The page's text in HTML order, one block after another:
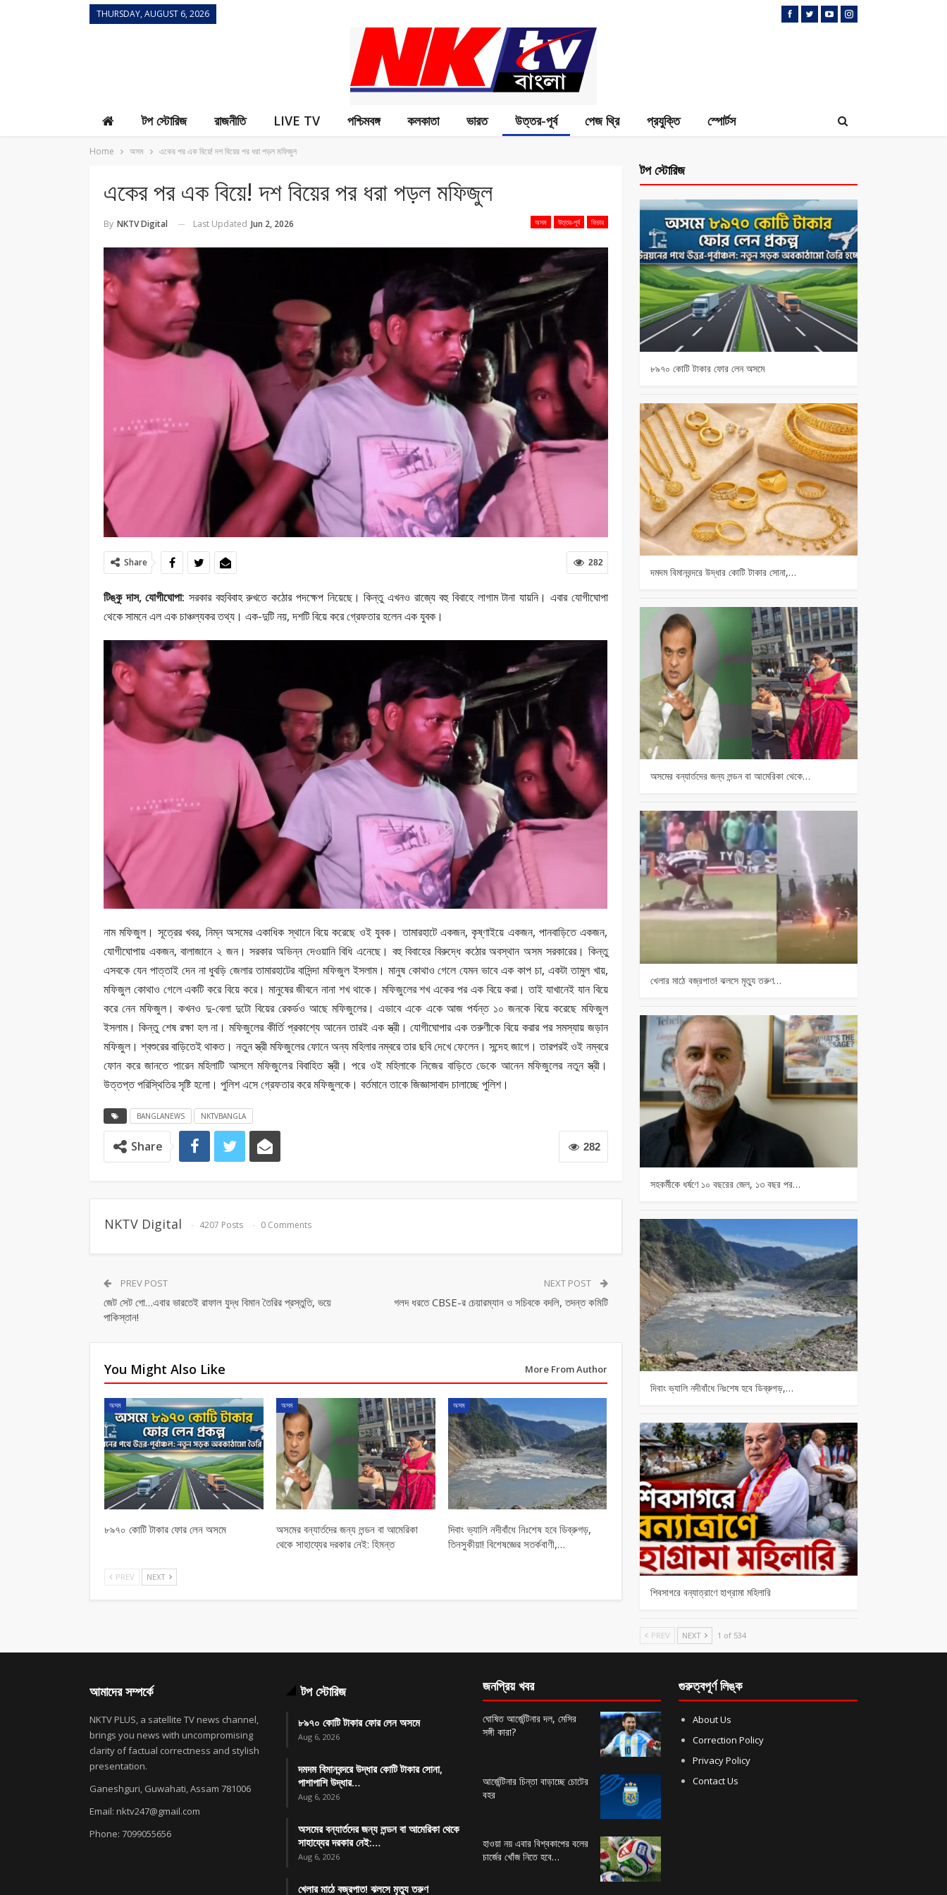
THURSDAY, AUGUST 6, 2026
টপ স্টোরিজ রাজনীতি LIVE TV পশ্চিমবঙ্গ কলকাতা ভারত উত্তর-পূর্ব পেজ থ্রি প্রযুক্তি স্পোর্টস
Home অসম একের পর এক বিয়ে! দশ বিয়ের পর ধরা পড়ল মফিজুল
একের পর এক বিয়ে! দশ বিয়ের পর ধরা পড়ল মফিজুল
অসম উত্তর-পূর্ব ফিচার
By NKTV Digital Last Updated Jun 2, 2026
282
Share
টিঙ্কু দাস, যোগীঘোপা: সরকার বহুবিবাহ রুখতে কঠোর পদক্ষেপ নিয়েছে। কিন্তু এখনও রাজ্যে বহু বিবাহে লাগাম টানা যায়নি। এবার যোগীঘোপা
থেকে সামনে এল এক চাঞ্চল্যকর তথ্য। এক-দুটি নয়, দশটি বিয়ে করে গ্রেফতার হলেন এক যুবক।
নাম মফিজুল। সূত্রের খবর, নিম্ন অসমের একাধিক স্থানে বিয়ে করেছে ওই যুবক। তামারহাটে একজন, কৃষ্ণাইয়ে একজন, পানবাড়িতে একজন,
যোগীঘোপায় একজন, বালাজানে ২ জন। সরকার অভিন্ন দেওয়ানি বিধি এনেছে। বহু বিবাহের বিরুদ্ধে কঠোর অবস্থান অসম সরকারের। কিন্তু
এসবকে যেন পাত্তাই দেন না ধুবড়ি জেলার তামারহাটের বাসিন্দা মফিজুল ইসলাম। মানুষ কোথাও গেলে যেমন ভাবে এক কাপ চা, একটা তামুল খায়,
মফিজুল কোথাও গেলে একটি করে বিয়ে করে। মানুষের জীবনে নানা শখ থাকে। মফিজুলের শখ একের পর এক বিয়ে করা। তাই যাখানেই যান বিয়ে
করে নেন মফিজুল। কখনও দু-বেলা দুটো বিয়ের রেকৰ্ডও আছে মফিজুলের। এভাবে একে একে আজ পর্যন্ত ১০ জনকে বিয়ে করেছে মফিজুল
ইসলাম। কিন্তু শেষ রক্ষা হল না। মফিজুলের কীর্তি প্রকাশ্যে আনেন তারই এক স্ত্রী। যোগীঘোপার এক তরুণীকে বিয়ে করার পর সমস্যায় জড়ান
মফিজুল। শ্বশুরের বাড়িতেই থাকত। নতুন স্ত্রী মফিজুলের ফোনে অন্য মহিলার নম্বরে তার ছবি দেখে ফেলেন। সন্দেহ জাগে। তারপরই ওই নম্বরে
ফোন করে জানতে পারেন মহিলাটি আসলে মফিজুলের বিবাহিত স্ত্রী। পরে ওই মহিলাকে নিজের বাড়িতে ডেকে আনেন মফিজুলের নতুন স্ত্রী।
উত্তপ্ত পরিস্থিতির সৃষ্টি হলো। পুলিশ এসে গ্রেফতার করে মফিজুলকে। বর্তমানে তাকে জিজ্ঞাসাবাদ চালাচ্ছে পুলিশ।
BANGLANEWS NKTVBANGLA
282
Share
NKTV Digital 4207 Posts 0 Comments
PREV POST
জেট সেট গো…এবার ভারতেই রাফাল যুদ্ধ বিমান তৈরির প্রস্তুতি, ভয়ে
পাকিস্তান!
NEXT POST
গলদ ধরতে CBSE-র চেয়ারম্যান ও সচিবকে বদলি, তদন্ত কমিটি
You Might Also Like More From Author
অসম
৮৯৭০ কোটি টাকার ফোর লেন অসমে
অসম
অসমের বন্যার্তদের জন্য লন্ডন বা আমেরিকা
থেকে সাহায্যের দরকার নেই: হিমন্ত
অসম
দিবাং ভ্যালি নদীবাঁধে নিঃশেষ হবে ডিব্রুগড়,
তিনসুকীয়া! বিশেষজ্ঞের সতর্কবাণী,…
PREV NEXT
টপ স্টোরিজ
৮৯৭০ কোটি টাকার ফোর লেন অসমে
দমদম বিমানবন্দরে উদ্ধার কোটি টাকার সোনা,…
অসমের বন্যার্তদের জন্য লন্ডন বা আমেরিকা থেকে…
খেলার মাঠে বজ্রপাত! ঝলসে মৃত্যু তরুণ…
সহকর্মীকে ধর্ষণে ১০ বছরের জেল, ১৩ বছর পর…
দিবাং ভ্যালি নদীবাঁধে নিঃশেষ হবে ডিব্রুগড়,…
শিবসাগরে বন্যাত্রাণে হাগ্রামা মহিলারি
PREV NEXT 1 of 534
আমাদের সম্পর্কে
NKTV PLUS, a satellite TV news channel,
brings you news with uncompromising
clarity of factual correctness and stylish
presentation.
Ganeshguri, Guwahati, Assam 781006
Email: nktv247@gmail.com
Phone: 7099055656
টপ স্টোরিজ
৮৯৭০ কোটি টাকার ফোর লেন অসমে
Aug 6, 2026
দমদম বিমানবন্দরে উদ্ধার কোটি টাকার সোনা,
পাশাপাশি উদ্ধার…
Aug 6, 2026
অসমের বন্যার্তদের জন্য লন্ডন বা আমেরিকা থেকে
সাহায্যের দরকার নেই:…
Aug 6, 2026
খেলার মাঠে বজ্রপাত! ঝলসে মৃত্যু তরুণ
জনপ্রিয় খবর
ঘোষিত আর্জেন্টিনার দল, মেসির
সঙ্গী কারা?
আর্জেন্টিনার চিন্তা বাড়াচ্ছে চোটের
বহর
হাওয়া নয় এবার বিশ্বকাপের বলের
চার্জের খোঁজ নিতে হবে…
গুরুত্বপূর্ণ লিঙ্ক
About Us
Correction Policy
Privacy Policy
Contact Us